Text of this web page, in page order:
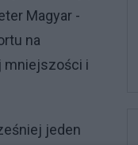
Magyar -
na
mniejszości i
jeden